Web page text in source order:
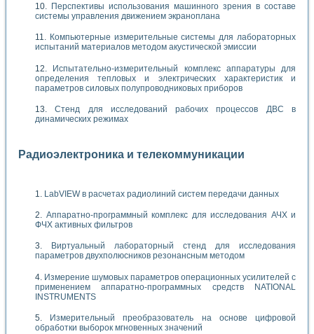
Перспективы использования машинного зрения в составе
системы управления движением экраноплана
Компьютерные измерительные системы для лабораторных
испытаний материалов методом акустической эмиссии
Испытательно-измерительный комплекс аппаратуры для
определения тепловых и электрических характеристик и
параметров силовых полупроводниковых приборов
Стенд для исследований рабочих процессов ДВС в
динамических режимах
Радиоэлектроника и телекоммуникации
LabVIEW в расчетах радиолиний систем передачи данных
Аппаратно-программный комплекс для исследования АЧХ и
ФЧХ активных фильтров
Виртуальный лабораторный стенд для исследования
параметров двухполюсников резонансным методом
Измерение шумовых параметров операционных усилителей с
применением аппаратно-программных средств NATIONAL
INSTRUMENTS
Измерительный преобразователь на основе цифровой
обработки выборок мгновенных значений